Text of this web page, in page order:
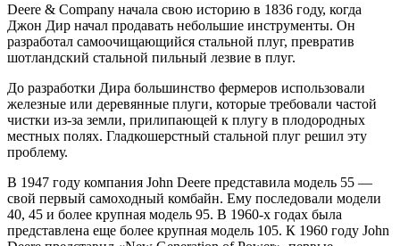
Deere & Company начала свою историю в 1836 году, когда
Джон Дир начал продавать небольшие инструменты. Он
разработал самоочищающийся стальной плуг, превратив
шотландский стальной пильный лезвие в плуг.
До разработки Дира большинство фермеров использовали
железные или деревянные плуги, которые требовали частой
чистки из-за земли, прилипающей к плугу в плодородных
местных полях. Гладкошерстный стальной плуг решил эту
проблему.
В 1947 году компания John Deere представила модель 55 —
свой первый самоходный комбайн. Ему последовали модели
40, 45 и более крупная модель 95. В 1960-х годах была
представлена еще более крупная модель 105. К 1960 году John